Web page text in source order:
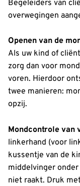
Begeleiders van
overwegingen
Openen van de
Als uw kind of
zorg dan voor
voren. Hierdoor
twee manieren:
opzij.
Mondcontrole van
linkerhand (voor
kussentje van de
middelvinger
niet raakt. Druk